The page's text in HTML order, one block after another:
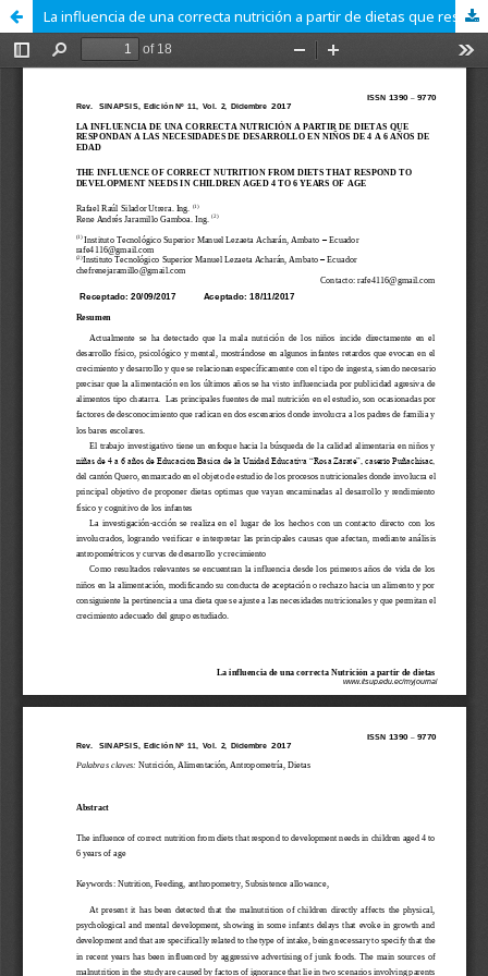
La influencia de una correcta nutrición a partir de dietas que respondan a las necesidades de desarrollo en niños de 4 a 6 años de edad